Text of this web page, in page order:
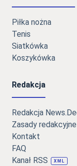
Piłka nożna
Tenis
Siatkówka
Koszykówka
Redakcja
Redakcja
Zasady redakcyjne
Kontakt
FAQ
Kanał RSS
XML